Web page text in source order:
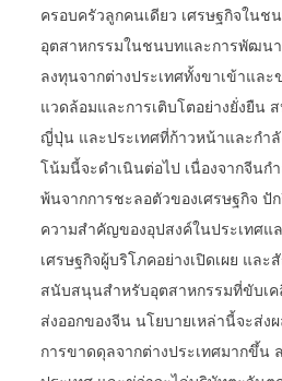
ครอบครัวลูกคนเดียว เศรษฐกิจในช
อุตสาหกรรมในชนบทและการพัฒนา
ลงทุนจากต่างประเทศทั้งขาเข้าแล
แวดล้อมและการเติบโตอย่างยั่งยืน
ญี่ปุ่น และประเทศที่ก้าวหน้าและกำ
โน้มนี้จะดำเนินต่อไป เนื่องจากจีนก
พ้นจากการชะลอตัวของเศรษฐกิจ ปั
ความสำคัญของอุปสงค์ในประเทศแ
เศรษฐกิจผู้บริโภคอย่างเปิดเผย แล
สนับสนุนสำหรับอุตสาหกรรมที่ขับเค
ส่งออกของจีน นโยบายเหล่านี้จะส่ง
การขาดดุลจากต่างประเทศมากขึ้น